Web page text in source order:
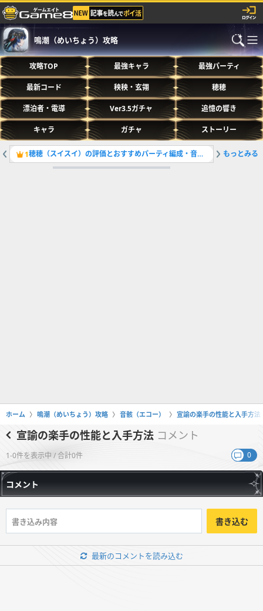
鳴潮（めいちょう）攻略
攻略TOP 最強キャラ 最強パーティ
最新コード 秧秧・玄翎 穂穂
漂泊者・電導 Ver3.5ガチャ 追憶の響き
キャラ ガチャ ストーリー
1 穂穂（スイスイ）の評価とおすすめパーティ編成・音骸・凸効果まとめ 2最強キ
もっとみる
ホーム 鳴潮（めいちょう）攻略 音骸（エコー） 宣諭の楽手の性能と入手方法
宣諭の楽手の性能と入手方法 コメント
1-0件を表示中 / 合計0件 0
コメント
書き込む
最新のコメントを読み込む